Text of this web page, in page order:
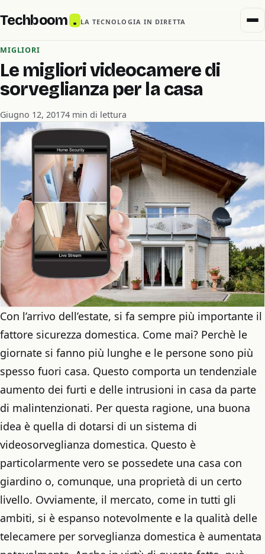
Techboom . LA TECNOLOGIA IN DIRETTA
MIGLIORI
Le migliori videocamere di
sorveglianza per la casa
Giugno 12, 20174 min di lettura
Con l’arrivo dell’estate, si fa sempre più importante il
fattore sicurezza domestica. Come mai? Perchè le
giornate si fanno più lunghe e le persone sono più
spesso fuori casa. Questo comporta un tendenziale
aumento dei furti e delle intrusioni in casa da parte
di malintenzionati. Per questa ragione, una buona
idea è quella di dotarsi di un sistema di
videosorveglianza domestica. Questo è
particolarmente vero se possedete una casa con
giardino o, comunque, una proprietà di un certo
livello. Ovviamente, il mercato, come in tutti gli
ambiti, si è espanso notevolmente e la qualità delle
telecamere per sorveglianza domestica è aumentata